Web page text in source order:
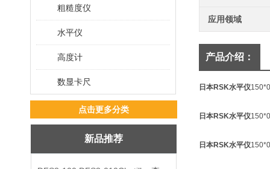
粗糙度仪
水平仪
高度计
数显卡尺
点击更多分类
新品推荐
应用领域
产品介绍：
日本RSK水平仪
日本RSK水平仪
日本RSK水平仪